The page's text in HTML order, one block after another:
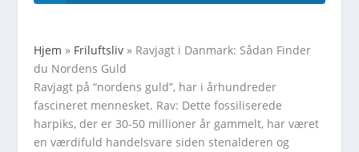
Hjem » Friluftsliv » Ravjagt i Danmark: Sådan Finder
du Nordens Guld
Ravjagt på “nordens guld”, har i århundreder
fascineret mennesket. Rav: Dette fossiliserede
harpiks, der er 30-50 millioner år gammelt, har været
en værdifuld handelsvare siden stenalderen og